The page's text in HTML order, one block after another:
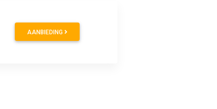
AANBIEDING